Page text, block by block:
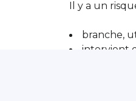
Il y a un
branche,
intervient